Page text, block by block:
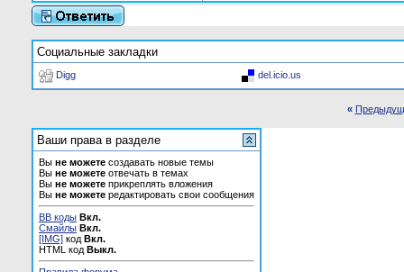
Социальные закладки
Digg del.icio.us
«
Ваши права в разделе
Вы не можете создавать новые темы
Вы не можете отвечать в темах
Вы не можете прикреплять вложения
Вы не можете редактировать свои сообщения
BB коды Вкл.
Смайлы Вкл.
[IMG] код Вкл.
HTML код Выкл.